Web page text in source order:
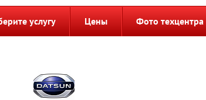
услугу Цены Фото техцентра